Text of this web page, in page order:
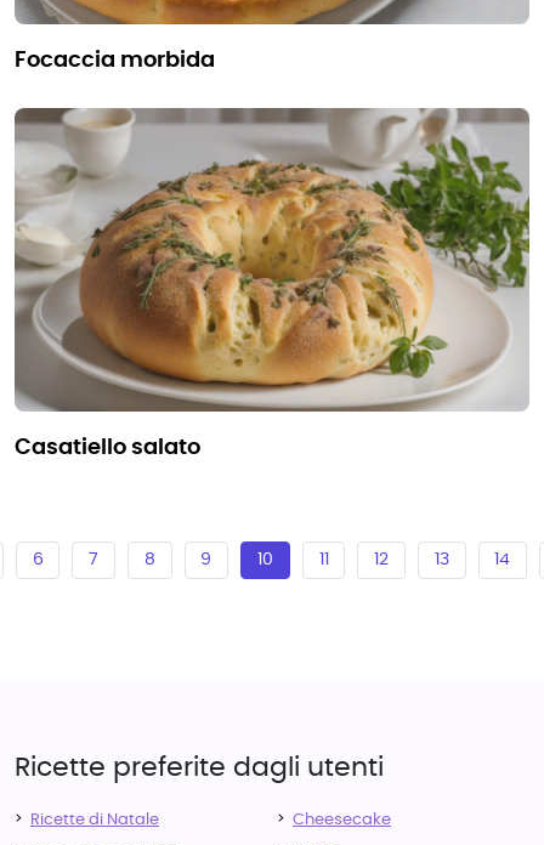
focaccia morbida
casatiello salato
6 7 8 9 10 12 13 14
Ricette preferite dagli utenti
Ricette di Natale Cheesecake